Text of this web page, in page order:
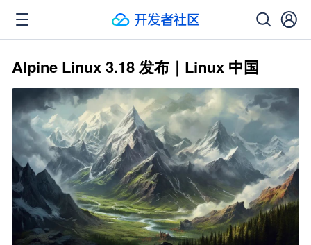
Alpine Linux 3.18 发布｜Linux 中国